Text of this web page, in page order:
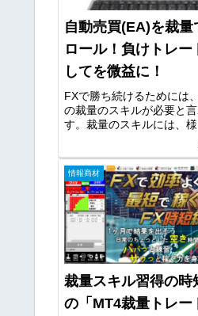
自動売買(EA)を裁量
ロール！負けトレー
してを微益に！
FXで勝ち続けるためには
の裁量のスキルが必要と
す。裁量のスキルには、様
がありますが、環境認識
ードは重要な要素です。
のスキルは、裁量トレー
く、自動売買(EA)をコン
情報商材
裁量スキル習得の時
の「MT4裁量トレー